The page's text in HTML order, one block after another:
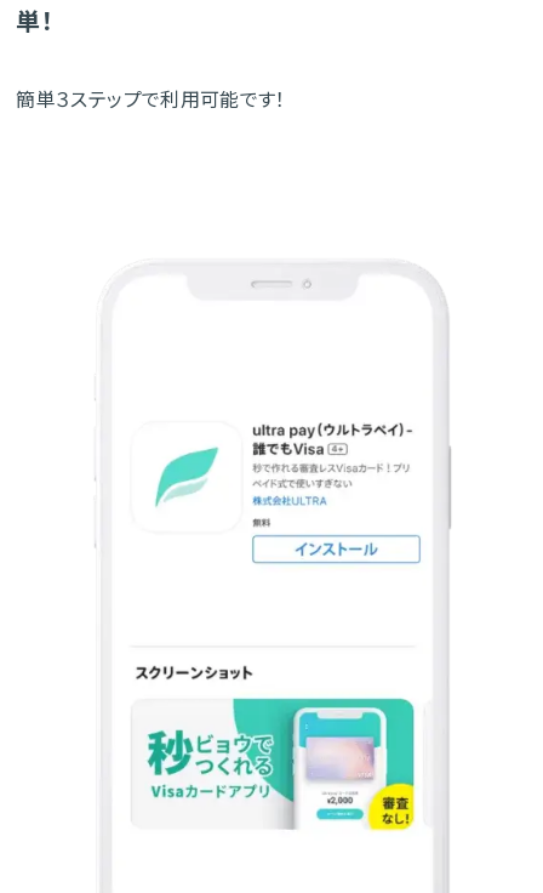
単！
簡単３ステップで利用可能です！